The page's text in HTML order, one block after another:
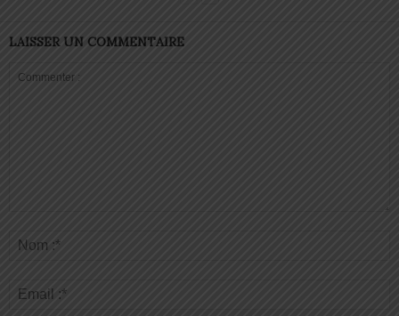
LAISSER UN COMMENTAIRE